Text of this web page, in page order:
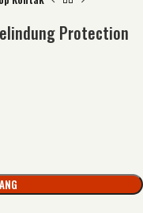
Protection